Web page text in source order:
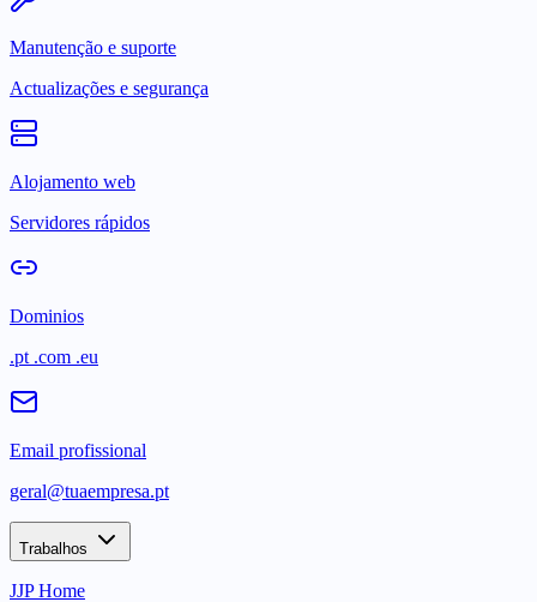
Manutenção e suporte
Actualizações e segurança
Alojamento web
Servidores rápidos
Dominios
.pt .com .eu
Email profissional
geral@tuaempresa.pt
Trabalhos
JJP Home